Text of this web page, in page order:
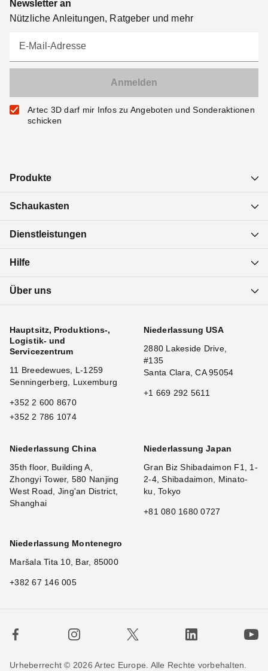
Newsletter an
Nützliche Anleitungen, Ratgeber und mehr
E-Mail-Adresse
Artec 3D darf mir Infos zu Angeboten und Sonderaktionen
schicken
Produkte
Schaukasten
Dienstleistungen
Hilfe
Über uns
Hauptsitz, Produktions-,
Logistik- und
Servicezentrum
11 Breedewues, L-1259
Senningerberg, Luxemburg
+352 2 600 8670
+352 2 786 1074
Niederlassung USA
2880 Lakeside Drive,
#135
Santa Clara, CA 95054
+1 669 292 5611
Niederlassung China
35th floor, Building A,
Zhongyi Tower, 580 Nanjing
West Road, Jing'an District,
Shanghai
Niederlassung Japan
Gran Biz Shibadaimon F1, 1-
2-4, Shibadaimon, Minato-
ku, Tokyo
+81 080 1680 0727
Niederlassung Montenegro
Maršala Tita 10, Bar, 85000
+382 67 146 005
Urheberrecht © 2026 Artec Europe. Alle Rechte vorbehalten.